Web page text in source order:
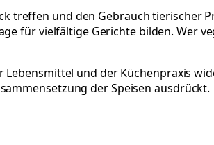
treffen und den Gebrauch tierischer
für vielfältige Gerichte bilden. Wer
und der Küchenpraxis
der Speisen ausdrückt.